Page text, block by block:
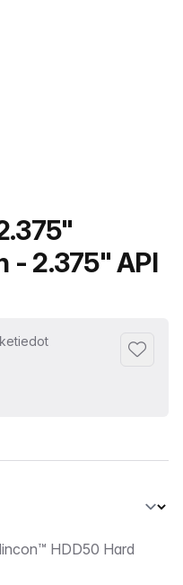
- 2.375" API
Lisää
HDD50 Hard